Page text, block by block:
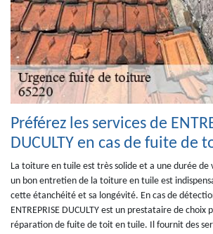
Préférez les services de
DUCULTY en cas de fuite de
La toiture en tuile est très solide et a une durée de
un bon entretien de la toiture en tuile est
cette étanchéité et sa longévité. En cas de
ENTREPRISE DUCULTY est un prestataire de choix
réparation de fuite de toit en tuile. Il fournit des